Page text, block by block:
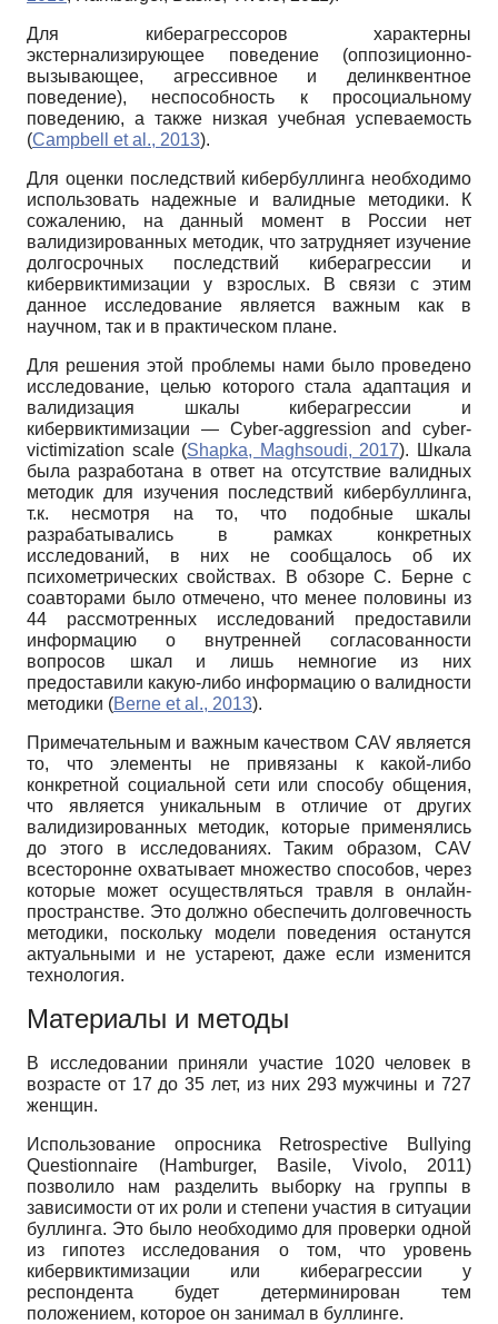
Для киберагрессоров характерны
экстернализирующее поведение (оппозиционно-
вызывающее, агрессивное и делинквентное
поведение), неспособность к просоциальному
поведению, а также низкая учебная успеваемость
(Campbell et al., 2013).
Для оценки последствий кибербуллинга необходимо
использовать надежные и валидные методики. К
сожалению, на данный момент в России нет
валидизированных методик, что затрудняет изучение
долгосрочных последствий киберагрессии и
кибервиктимизации у взрослых. В связи с этим
данное исследование является важным как в
научном, так и в практическом плане.
Для решения этой проблемы нами было проведено
исследование, целью которого стала адаптация и
валидизация шкалы киберагрессии и
кибервиктимизации — Cyber-aggression and cyber-
victimization scale (Shapka, Maghsoudi, 2017). Шкала
была разработана в ответ на отсутствие валидных
методик для изучения последствий кибербуллинга,
т.к. несмотря на то, что подобные шкалы
разрабатывались в рамках конкретных
исследований, в них не сообщалось об их
психометрических свойствах. В обзоре С. Берне с
соавторами было отмечено, что менее половины из
44 рассмотренных исследований предоставили
информацию о внутренней согласованности
вопросов шкал и лишь немногие из них
предоставили какую-либо информацию о валидности
методики (Berne et al., 2013).
Примечательным и важным качеством CAV является
то, что элементы не привязаны к какой-либо
конкретной социальной сети или способу общения,
что является уникальным в отличие от других
валидизированных методик, которые применялись
до этого в исследованиях. Таким образом, CAV
всесторонне охватывает множество способов, через
которые может осуществляться травля в онлайн-
пространстве. Это должно обеспечить долговечность
методики, поскольку модели поведения останутся
актуальными и не устареют, даже если изменится
технология.
Материалы и методы
В исследовании приняли участие 1020 человек в
возрасте от 17 до 35 лет, из них 293 мужчины и 727
женщин.
Использование опросника Retrospective Bullying
Questionnaire (Hamburger, Basile, Vivolo, 2011)
позволило нам разделить выборку на группы в
зависимости от их роли и степени участия в ситуации
буллинга. Это было необходимо для проверки одной
из гипотез исследования о том, что уровень
кибервиктимизации или киберагрессии у
респондента будет детерминирован тем
положением, которое он занимал в буллинге.